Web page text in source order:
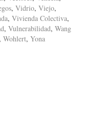
, Vidrio, Viejo,
, Vivienda Colectiva,
, Vulnerabilidad, Wang
Wohlert, Yona